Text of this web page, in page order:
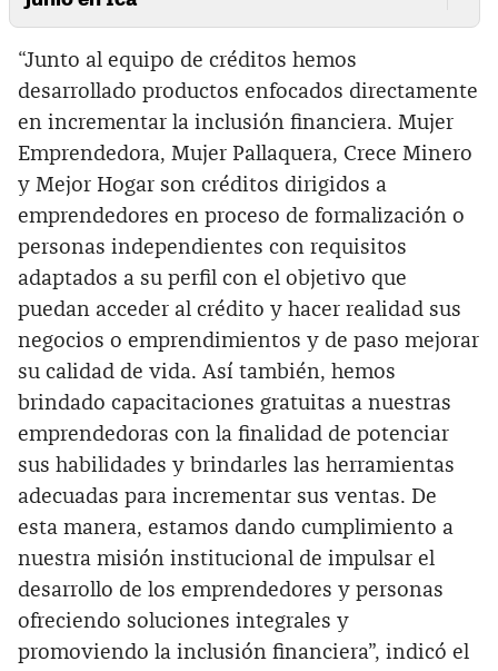
“Junto al equipo de créditos hemos
desarrollado productos enfocados directamente
en incrementar la inclusión financiera. Mujer
Emprendedora, Mujer Pallaquera, Crece Minero
y Mejor Hogar son créditos dirigidos a
emprendedores en proceso de formalización o
personas independientes con requisitos
adaptados a su perfil con el objetivo que
puedan acceder al crédito y hacer realidad sus
negocios o emprendimientos y de paso mejorar
su calidad de vida. Así también, hemos
brindado capacitaciones gratuitas a nuestras
emprendedoras con la finalidad de potenciar
sus habilidades y brindarles las herramientas
adecuadas para incrementar sus ventas. De
esta manera, estamos dando cumplimiento a
nuestra misión institucional de impulsar el
desarrollo de los emprendedores y personas
ofreciendo soluciones integrales y
promoviendo la inclusión financiera”, indicó el